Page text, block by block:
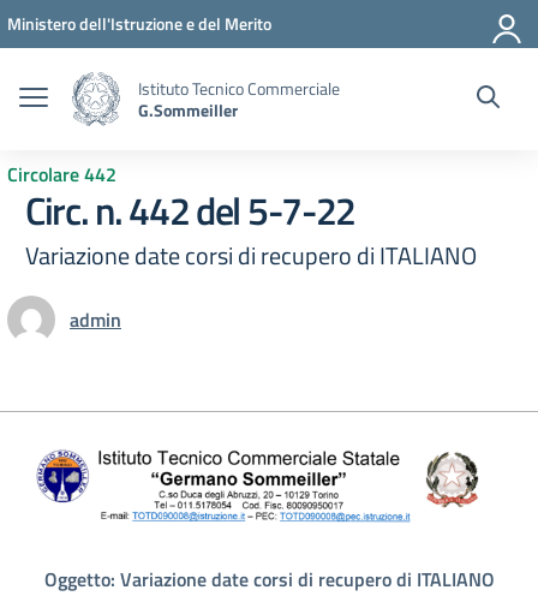
Vai ai contenuti
Vai al menu di navigazione
Vai al footer
Ministero dell'Istruzione e del Merito
Istituto Tecnico Commerciale
G.Sommeiller
Circolare 442
Circ. n. 442 del 5-7-22
Variazione date corsi di recupero di ITALIANO
admin
Oggetto: Variazione date corsi di recupero di ITALIANO